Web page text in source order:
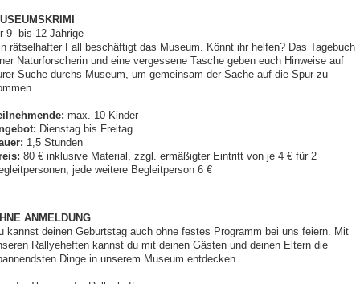
9- bis 12-Jährige
rätselhafter Fall beschäftigt das Museum. Könnt ihr helfen? Das Tagebuch
Naturforscherin und eine vergessene Tasche geben euch Hinweise auf
Suche durchs Museum, um gemeinsam der Sache auf die Spur zu
max. 10 Kinder
Dienstag bis Freitag
1,5 Stunden
80 € inklusive Material, zzgl. ermäßigter Eintritt von je 4 € für 2
jede weitere Begleitperson 6 €
ANMELDUNG
kannst deinen Geburtstag auch ohne festes Programm bei uns feiern. Mit
Rallyeheften kannst du mit deinen Gästen und deinen Eltern die
Dinge in unserem Museum entdecken.